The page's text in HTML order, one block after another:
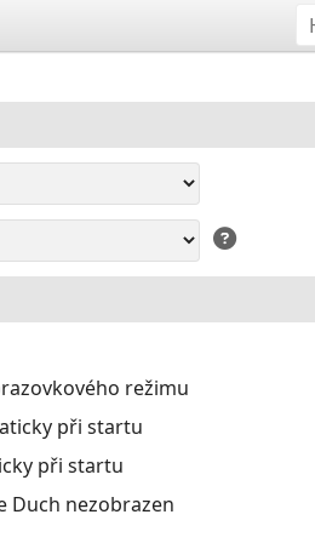
režimu
při startu
při startu
Duch nezobrazen